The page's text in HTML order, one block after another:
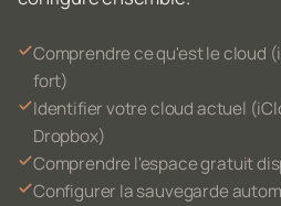
Comprendre ce qu'est le cloud
fort)
Identifier votre cloud actuel
Dropbox)
Comprendre l'espace gratuit
Configurer la sauvegarde